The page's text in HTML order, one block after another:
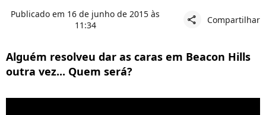
Publicado em 16 de junho de 2015 às
11:34
share Compartilhar
Alguém resolveu dar as caras em Beacon Hills
outra vez... Quem será?